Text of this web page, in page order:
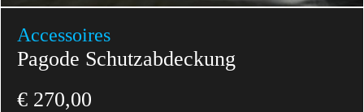
Accessoires
Pagode Schutzabdeckung
€ 270,00